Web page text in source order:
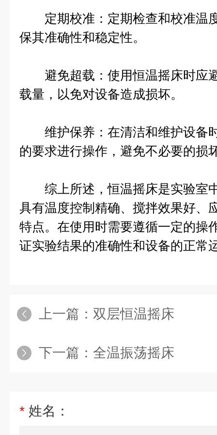
定期校准：定期检查和校准温
保其准确性和稳定性。
避免超载：使用恒温摇床时应
载量，以免对设备造成损坏。
维护保养：在清洁和维护设备
的要求进行操作，避免不必要的损
综上所述，恒温摇床是实验室
具有温度控制精确、搅拌效果好、
特点。在使用时需要遵循一定的操
证实验结果的准确性和设备的正常
上一篇： 双层恒温摇床
下一篇： 全温振荡摇床
* 姓名：